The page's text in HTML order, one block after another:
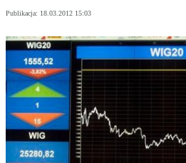
Publikacja: 18.03.2012 15:03